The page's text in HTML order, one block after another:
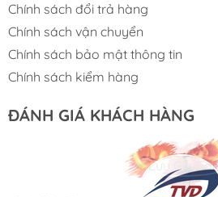
Chính sách đổi trả hàng
Chính sách vận chuyển
Chính sách bảo mật thông tin
Chính sách kiểm hàng
ĐÁNH GIÁ KHÁCH HÀNG